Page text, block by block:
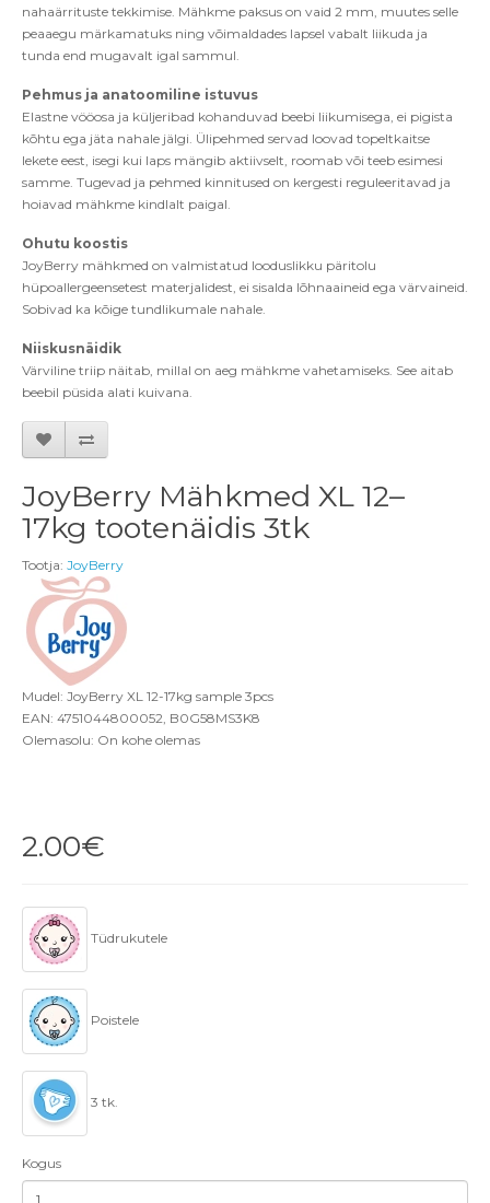
nahaärrituste tekkimise. Mähkme paksus on vaid 2 mm, muutes selle
peaaegu märkamatuks ning võimaldades lapsel vabalt liikuda ja
tunda end mugavalt igal sammul.
Pehmus ja anatoomiline istuvus
Elastne vööosa ja küljeribad kohanduvad beebi liikumisega, ei pigista
kõhtu ega jäta nahale jälgi. Ülipehmed servad loovad topeltkaitse
lekete eest, isegi kui laps mängib aktiivselt, roomab või teeb esimesi
samme. Tugevad ja pehmed kinnitused on kergesti reguleeritavad ja
hoiavad mähkme kindlalt paigal.
Ohutu koostis
JoyBerry mähkmed on valmistatud looduslikku päritolu
hüpoallergeensetest materjalidest, ei sisalda lõhnaaineid ega värvaineid.
Sobivad ka kõige tundlikumale nahale.
Niiskusnäidik
Värviline triip näitab, millal on aeg mähkme vahetamiseks. See aitab
beebil püsida alati kuivana.
JoyBerry Mähkmed XL 12–
17kg tootenäidis 3tk
Tootja: JoyBerry
Mudel: JoyBerry XL 12-17kg sample 3pcs
EAN: 4751044800052, B0G58MS3K8
Olemasolu: On kohe olemas
2.00€
Tüdrukutele
Poistele
3 tk.
Kogus